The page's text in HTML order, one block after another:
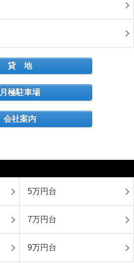
貸 地
月極駐車場
会社案内
5万円台
7万円台
9万円台